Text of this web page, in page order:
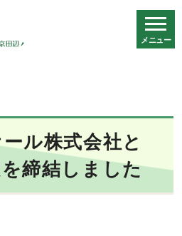
メニュー
ル株式会社と
締結しました